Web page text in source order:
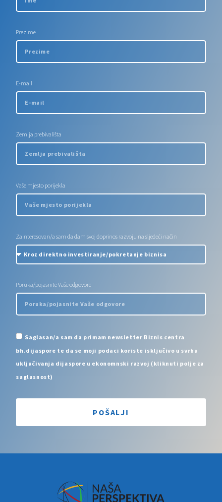
Prezime
E-mail
Zemlja prebivališta
Vaše mjesto porijekla
Zainteresovan/a sam da dam svoj doprinos razvoju na sljedeći način
Poruka/pojasnite Vaše odgovore
Saglasan/a sam da primam newsletter Biznis centra
bh.dijaspore te da se moji podaci koriste isključivo u svrhu
uključivanja dijaspore u ekonomnski razvoj (kliknuti polje za
saglasnost)
POŠALJI